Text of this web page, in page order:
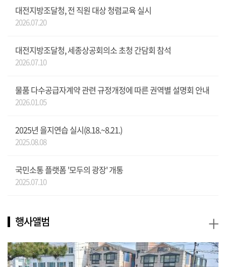
대전지방조달청, 전 직원 대상 청렴교육 실시
2026.07.20
대전지방조달청, 세종상공회의소 초청 간담회 참석
2026.07.10
물품 다수공급자계약 관련 규정개정에 따른 권역별 설명회 안내
2026.01.05
2025년 을지연습 실시(8.18.~8.21.)
2025.08.08
국민소통 플랫폼 '모두의 광장' 개통
2025.07.10
행사앨범 +